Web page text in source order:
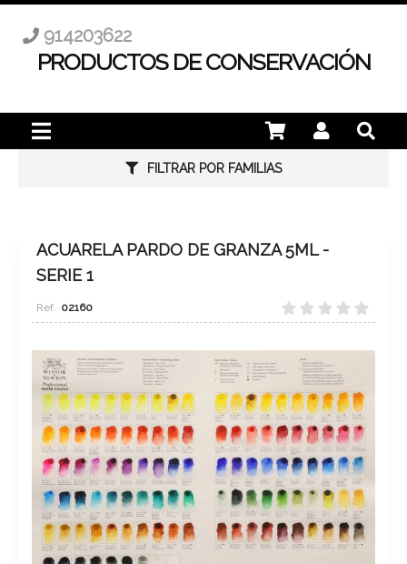
PRODUCTOS DE CONSERVACIÓN
914203622
FILTRAR POR FAMILIAS
ACUARELA PARDO DE GRANZA 5ML -
SERIE 1
02160